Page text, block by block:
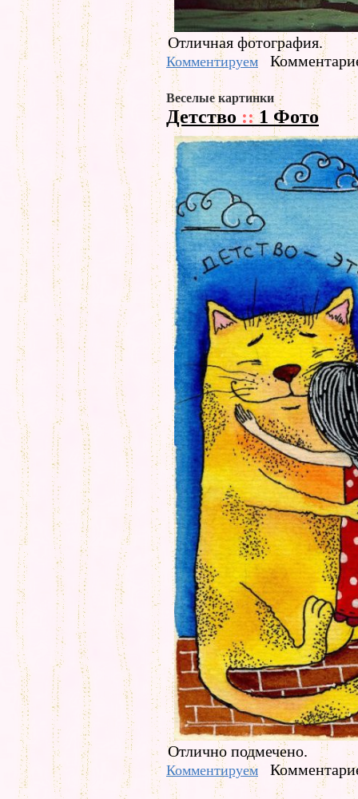
Отличная фотография.
Комментируем
Веселые картинки
Детство ::1 Фото
Отлично подмечено.
Комментируем